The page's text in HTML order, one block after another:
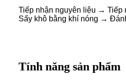
Tiếp nhận nguyên liệu →
Sấy khô bằng khí nóng →
Tính năng sản phẩm